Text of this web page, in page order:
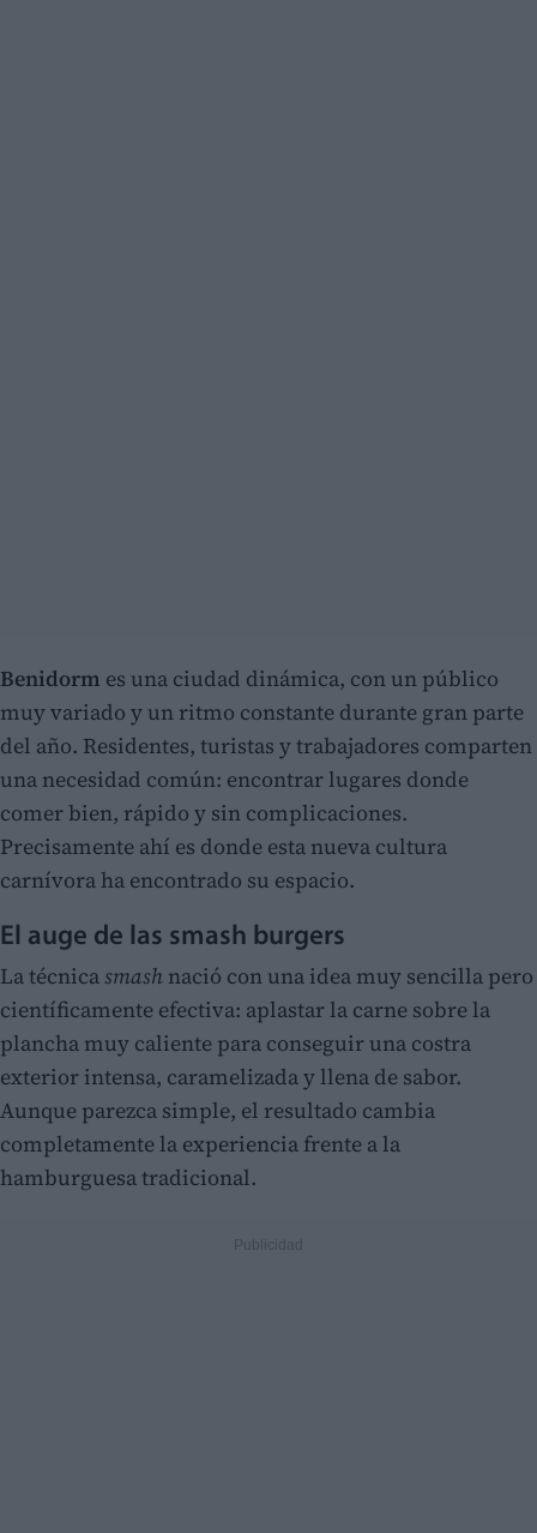
Benidorm es una ciudad dinámica, con un público
muy variado y un ritmo constante durante gran parte
del año. Residentes, turistas y trabajadores comparten
una necesidad común: encontrar lugares donde
comer bien, rápido y sin complicaciones.
Precisamente ahí es donde esta nueva cultura
carnívora ha encontrado su espacio.
El auge de las smash burgers
La técnicasmash nació con una idea muy sencilla pero
científicamente efectiva: aplastar la carne sobre la
plancha muy caliente para conseguir una costra
exterior intensa, caramelizada y llena de sabor.
Aunque parezca simple, el resultado cambia
completamente la experiencia frente a la
hamburguesa tradicional.